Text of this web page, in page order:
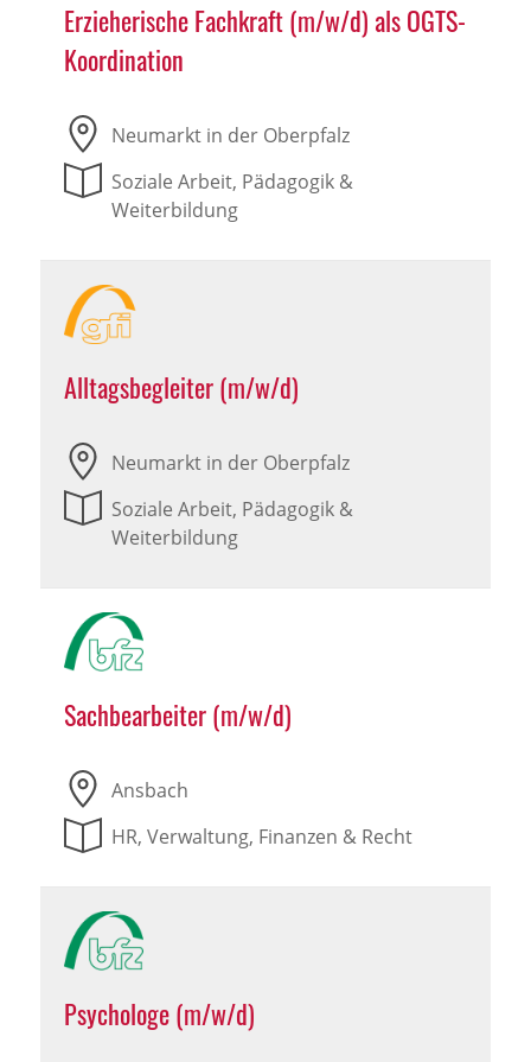
Erzieherische Fachkraft (m/w/d) als OGTS-
Koordination
Neumarkt in der Oberpfalz
Soziale Arbeit, Pädagogik &
Weiterbildung
Alltagsbegleiter (m/w/d)
Neumarkt in der Oberpfalz
Soziale Arbeit, Pädagogik &
Weiterbildung
Sachbearbeiter (m/w/d)
Ansbach
HR, Verwaltung, Finanzen & Recht
Psychologe (m/w/d)